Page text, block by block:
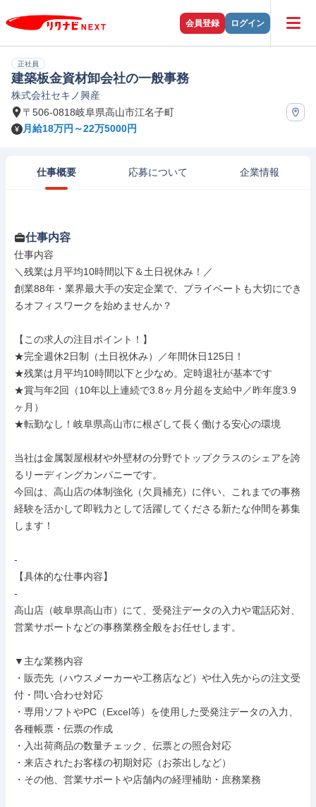
会員登録 ログイン
正社員
建築板金資材卸会社の一般事務
株式会社セキノ興産
〒506-0818岐阜県高山市江名子町
月給18万円～22万5000円
仕事概要 応募について 企業情報
仕事内容
仕事内容
＼残業は月平均10時間以下＆土日祝休み！／
創業88年・業界最大手の安定企業で、プライベートも大切にでき
るオフィスワークを始めませんか？
【この求人の注目ポイント！】
★完全週休2日制（土日祝休み）／年間休日125日！
★残業は月平均10時間以下と少なめ。定時退社が基本です
★賞与年2回（10年以上連続で3.8ヶ月分超を支給中／昨年度3.9
ヶ月）
★転勤なし！岐阜県高山市に根ざして長く働ける安心の環境
当社は金属製屋根材や外壁材の分野でトップクラスのシェアを誇
るリーディングカンパニーです。
今回は、高山店の体制強化（欠員補充）に伴い、これまでの事務
経験を活かして即戦力として活躍してくださる新たな仲間を募集
します！
-
【具体的な仕事内容】
-
高山店（岐阜県高山市）にて、受発注データの入力や電話応対、
営業サポートなどの事務業務全般をお任せします。
▼主な業務内容
・販売先（ハウスメーカーや工務店など）や仕入先からの注文受
付・問い合わせ対応
・専用ソフトやPC（Excel等）を使用した受発注データの入力、
各種帳票・伝票の作成
・入出荷商品の数量チェック、伝票との照合対応
・来店されたお客様の初期対応（お茶出しなど）
・その他、営業サポートや店舗内の経理補助・庶務業務